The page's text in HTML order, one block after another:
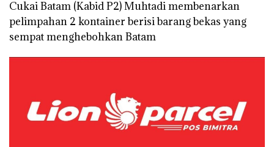
Cukai Batam (Kabid P2) Muhtadi membenarkan
pelimpahan 2 kontainer berisi barang bekas yang
sempat menghebohkan Batam